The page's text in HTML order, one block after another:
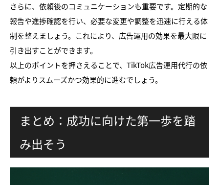
さらに、依頼後のコミュニケーションも重要です。定期的な
報告や進捗確認を行い、必要な変更や調整を迅速に行える体
制を整えましょう。これにより、広告運用の効果を最大限に
引き出すことができます。
以上のポイントを押さえることで、TikTok広告運用代行の依
頼がよりスムーズかつ効果的に進むでしょう。
まとめ：成功に向けた第一歩を踏
み出そう